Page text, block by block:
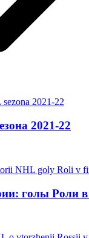
2021-22
голы Роли